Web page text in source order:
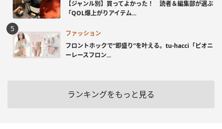
【ジャンル別】買ってよかった！ 読者＆編集部が選ぶ
「QOL爆上がりアイテム...
ファッション
フロントホックで“即盛り”を叶える。tu-hacci「ピオニ
ーレースフロン...
ランキングをもっと見る